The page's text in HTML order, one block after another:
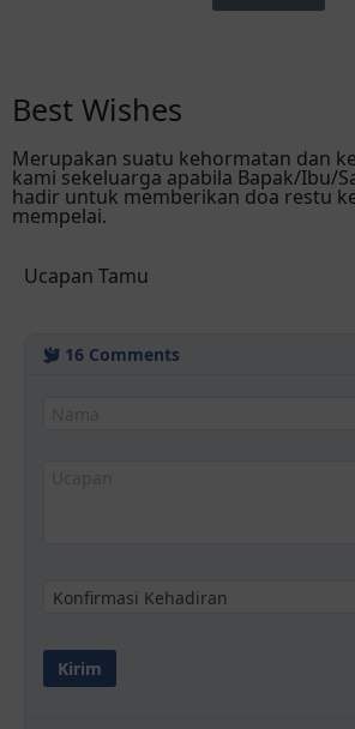
Best Wishes
Merupakan suatu kehormatan dan
kami sekeluarga apabila Bapak/Ibu/
hadir untuk memberikan doa restu
mempelai.
Ucapan Tamu
16 Comments